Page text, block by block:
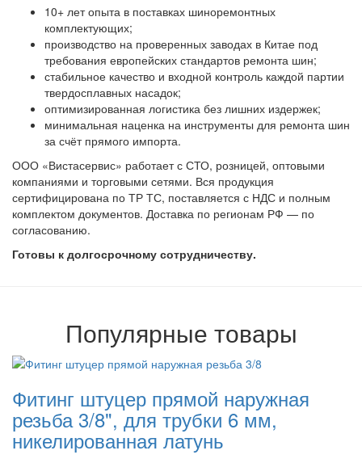
10+ лет опыта в поставках шиноремонтных
комплектующих;
производство на проверенных заводах в Китае под
требования европейских стандартов ремонта шин;
стабильное качество и входной контроль каждой партии
твердосплавных насадок;
оптимизированная логистика без лишних издержек;
минимальная наценка на инструменты для ремонта шин
за счёт прямого импорта.
ООО «Вистасервис» работает с СТО, розницей, оптовыми
компаниями и торговыми сетями. Вся продукция
сертифицирована по ТР ТС, поставляется с НДС и полным
комплектом документов. Доставка по регионам РФ — по
согласованию.
Готовы к долгосрочному сотрудничеству.
Популярные товары
Фитинг штуцер прямой наружная
резьба 3/8", для трубки 6 мм,
никелированная латунь